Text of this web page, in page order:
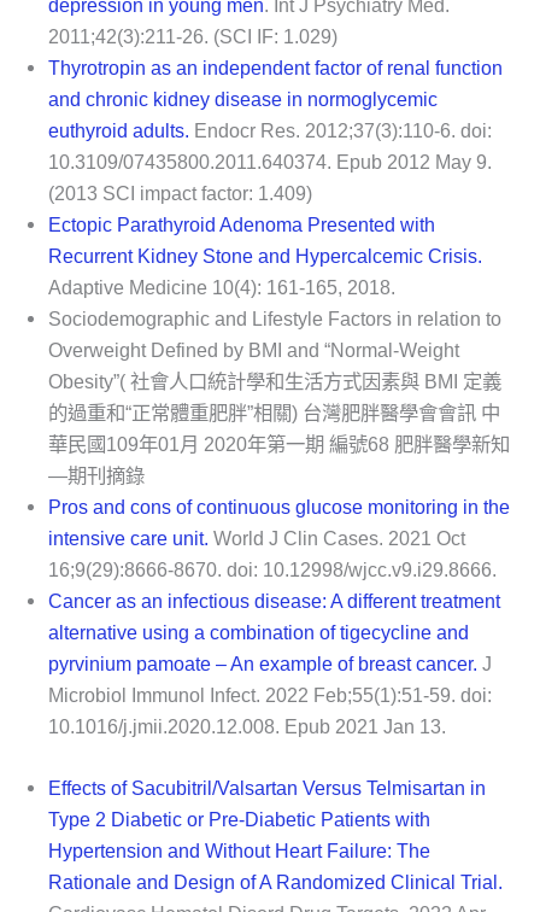
depression in young men. Int J Psychiatry Med.
2011;42(3):211-26. (SCI IF: 1.029)
Thyrotropin as an independent factor of renal function
and chronic kidney disease in normoglycemic
euthyroid adults. Endocr Res. 2012;37(3):110-6. doi:
10.3109/07435800.2011.640374. Epub 2012 May 9.
(2013 SCI impact factor: 1.409)
Ectopic Parathyroid Adenoma Presented with
Recurrent Kidney Stone and Hypercalcemic Crisis.
Adaptive Medicine 10(4): 161-165, 2018.
Sociodemographic and Lifestyle Factors in relation to
Overweight Defined by BMI and “Normal-Weight
Obesity”( 社會人口統計學和生活方式因素與 BMI 定義
的過重和“正常體重肥胖”相關) 台灣肥胖醫學會會訊 中
華民國109年01月 2020年第一期 編號68 肥胖醫學新知
—期刊摘錄
Pros and cons of continuous glucose monitoring in the
intensive care unit. World J Clin Cases. 2021 Oct
16;9(29):8666-8670. doi: 10.12998/wjcc.v9.i29.8666.
Cancer as an infectious disease: A different treatment
alternative using a combination of tigecycline and
pyrvinium pamoate – An example of breast cancer. J
Microbiol Immunol Infect. 2022 Feb;55(1):51-59. doi:
10.1016/j.jmii.2020.12.008. Epub 2021 Jan 13.
Effects of Sacubitril/Valsartan Versus Telmisartan in
Type 2 Diabetic or Pre-Diabetic Patients with
Hypertension and Without Heart Failure: The
Rationale and Design of A Randomized Clinical Trial.